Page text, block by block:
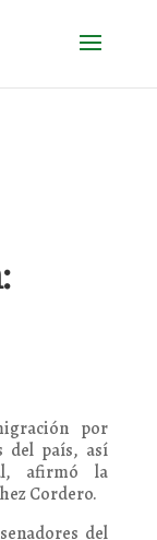
por
del país, así
afirmó la
Cordero.
del